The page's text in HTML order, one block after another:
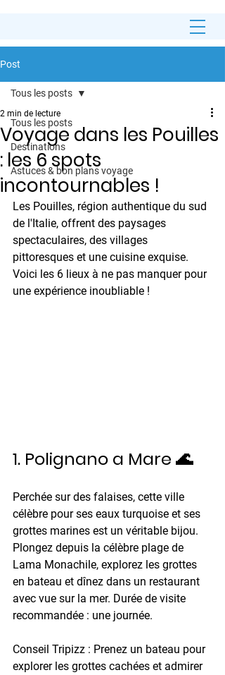
Post
Tous les posts
Destinations
Astuces & bon plans voyage
Tous les posts
Voyage dans les Pouilles
: les 6 spots
incontournables !
2 min de lecture
Les Pouilles, région authentique du sud
de l'Italie, offrent des paysages
spectaculaires, des villages
pittoresques et une cuisine exquise.
Voici les 6 lieux à ne pas manquer pour
une expérience inoubliable !
1. Polignano a Mare 🌊
Perchée sur des falaises, cette ville
célèbre pour ses eaux turquoise et ses
grottes marines est un véritable bijou.
Plongez depuis la célèbre plage de
Lama Monachile, explorez les grottes
en bateau et dînez dans un restaurant
avec vue sur la mer. Durée de visite
recommandée : une journée.
Conseil Tripizz : Prenez un bateau pour
explorer les grottes cachées et admirer